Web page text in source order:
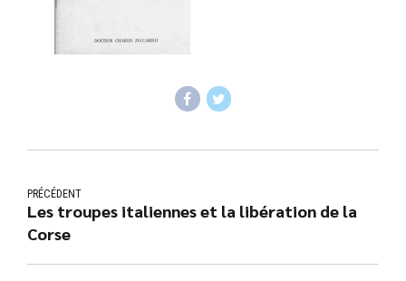
PRÉCÉDENT
Les troupes italiennes et la libération de la
Corse